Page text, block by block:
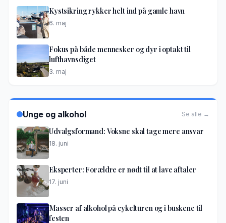
Kystsikring rykker helt ind på gamle havn
6. maj
Fokus på både mennesker og dyr i optakt til
lufthavnsdiget
3. maj
Unge og alkohol Se alle →
Udvalgsformand: Voksne skal tage mere ansvar
18. juni
Eksperter: Forældre er nødt til at lave aftaler
17. juni
Masser af alkohol på cykelturen og i buskene til
festen